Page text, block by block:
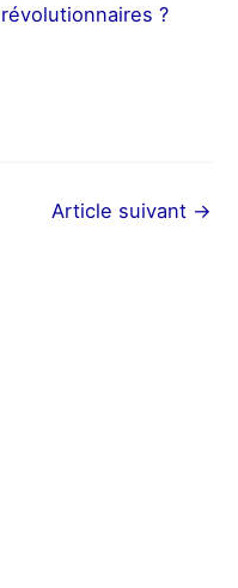
?
Article suivant →